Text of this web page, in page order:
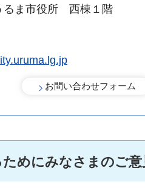
るま市役所 西棟１階
めにみなさまのご